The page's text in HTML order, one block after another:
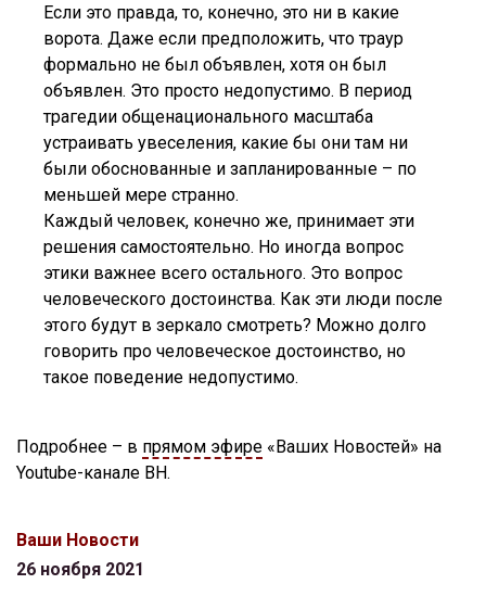
Если это правда, то, конечно, это ни в какие
ворота. Даже если предположить, что траур
формально не был объявлен, хотя он был
объявлен. Это просто недопустимо. В период
трагедии общенационального масштаба
устраивать увеселения, какие бы они там ни
были обоснованные и запланированные – по
меньшей мере странно.
Каждый человек, конечно же, принимает эти
решения самостоятельно. Но иногда вопрос
этики важнее всего остального. Это вопрос
человеческого достоинства. Как эти люди после
этого будут в зеркало смотреть? Можно долго
говорить про человеческое достоинство, но
такое поведение недопустимо.
Подробнее – в прямом эфире «Ваших Новостей» на
Youtube-канале ВН.
Ваши Новости
26 ноября 2021